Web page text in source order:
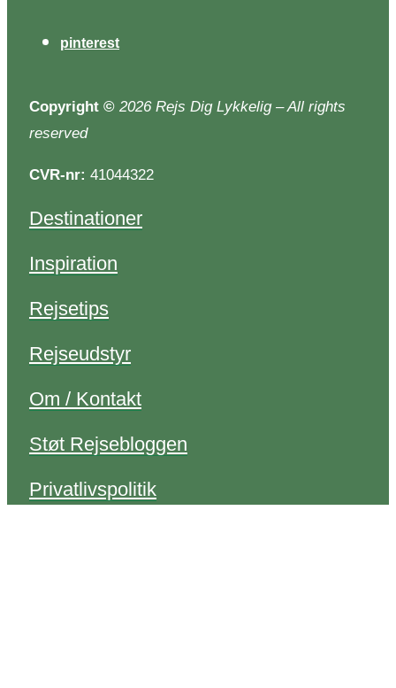
pinterest
Copyright © 2026 Rejs Dig Lykkelig – All rights
reserved
CVR-nr: 41044322
Destinationer
Inspiration
Rejsetips
Rejseudstyr
Om / Kontakt
Støt Rejsebloggen
Privatlivspolitik